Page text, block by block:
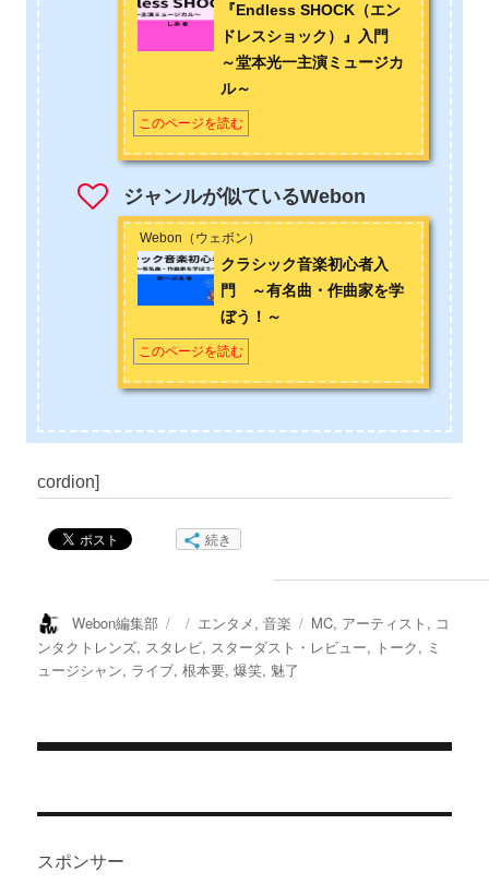
『Endless SHOCK（エン
ドレスショック）』入門
～堂本光一主演ミュージカ
ル～
このページを読む
ジャンルが似ているWebon
Webon（ウェボン）
クラシック音楽初心者入
門 ～有名曲・作曲家を学
ぼう！～
このページを読む
cordion]
続き
投
稿
者
Webon編集部
投
稿
日:
カ
テ
ゴ
エンタメ,音楽
タ
グ
MC, アーティスト , コ
ンタクトレンズ, スタレビ, スターダスト・レビュー, トーク, ミ
ュージシャン, ライブ,根本要,爆笑, 魅了
稿
ナ
スポンサー